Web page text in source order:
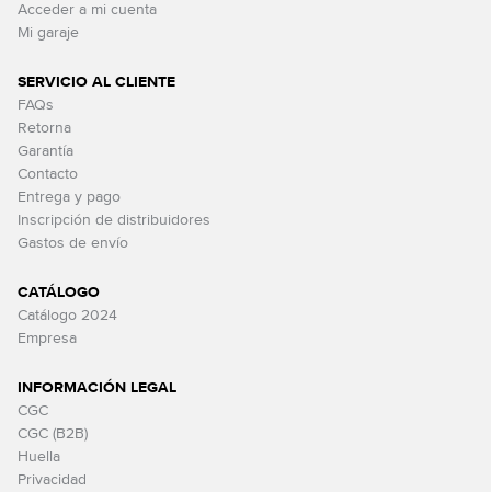
Acceder a mi cuenta
Mi garaje
SERVICIO AL CLIENTE
FAQs
Retorna
Garantía
Contacto
Entrega y pago
Inscripción de distribuidores
Gastos de envío
CATÁLOGO
Catálogo 2024
Empresa
INFORMACIÓN LEGAL
CGC
CGC (B2B)
Huella
Privacidad